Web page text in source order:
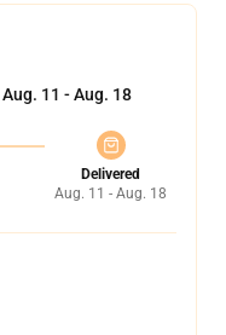
Aug. 11 - Aug. 18
Delivered
Aug. 11 - Aug. 18